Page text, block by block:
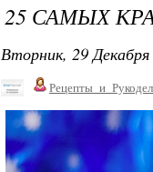
25 САМЫХ
Вторник, 29